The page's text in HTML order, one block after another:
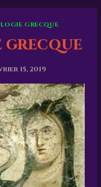
GRECQUE
15, 2019